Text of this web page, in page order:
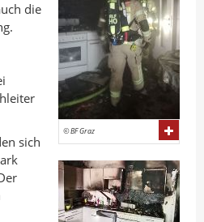
© BF Graz
die
sich